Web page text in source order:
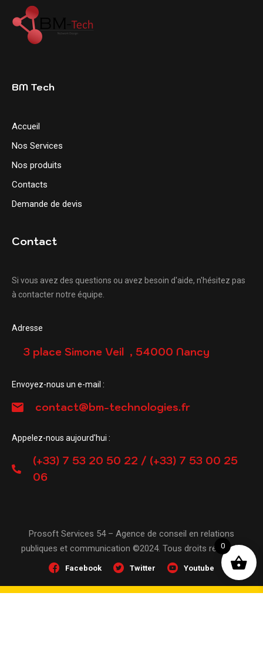
BM Tech
Accueil
Nos Services
Nos produits
Contacts
Demande de devis
Contact
Si vous avez des questions ou avez besoin d'aide, n'hésitez pas
à contacter notre équipe.
Adresse
3 place Simone Veil , 54000 Nancy
Envoyez-nous un e-mail :
contact@bm-technologies.fr
Appelez-nous aujourd'hui :
(+33) 7 53 20 50 22 / (+33) 7 53 00 25
06
Prosoft Services 54 – Agence de conseil en relations
publiques et communication ©2024. Tous droits réservés
Facebook Twitter Youtube
0